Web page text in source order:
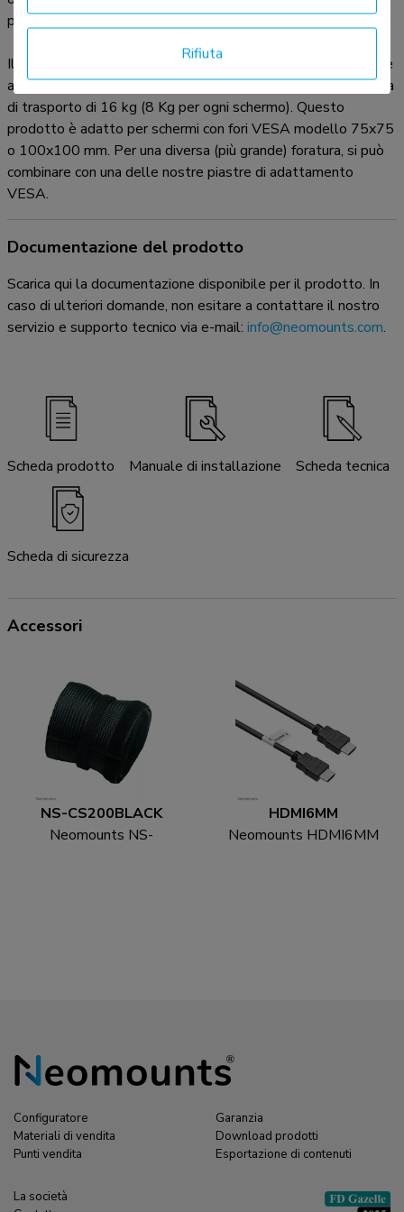
passaggio all'interno della colonna.
Il supporto FPMA-D700DD ha un punto di articolazione ed è
adatto a schermi fino a 30" (76 cm) con una capacità massima
di trasporto di 16 kg (8 Kg per ogni schermo). Questo
prodotto è adatto per schermi con fori VESA modello 75x75
o 100x100 mm. Per una diversa (più grande) foratura, si può
combinare con una delle nostre piastre di adattamento
VESA.
Documentazione del prodotto
Scarica qui la documentazione disponibile per il prodotto. In
caso di ulteriori domande, non esitare a contattare il nostro
servizio e supporto tecnico via e-mail: info@neomounts.com.
Scheda prodotto Manuale di installazione Scheda tecnica
Scheda di sicurezza
Accessori
NS-CS200BLACK
Neomounts NS-
HDMI6MM
Neomounts HDMI6MM
Configuratore
Materiali di vendita
Punti vendita
Garanzia
Download prodotti
Esportazione di contenuti
La società
Rifiuta